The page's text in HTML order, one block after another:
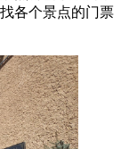
各个景点的门票